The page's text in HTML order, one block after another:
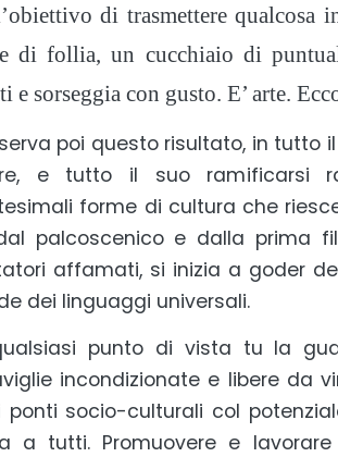
di trasmettere qualcosa
di follia, un cucchiaio di
e sorseggia con gusto. E’ arte.
poi questo risultato, in tutto
e tutto il suo ramificarsi
forme di cultura che
palcoscenico e dalla prima
affamati, si inizia a goder
dei linguaggi universali.
punto di vista tu la
incondizionate e libere da
ponti socio-culturali col
a tutti. Promuovere e